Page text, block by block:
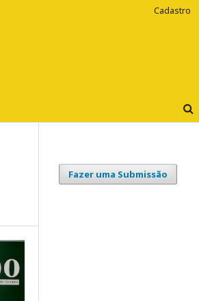
Cadastro
Fazer uma Submissão